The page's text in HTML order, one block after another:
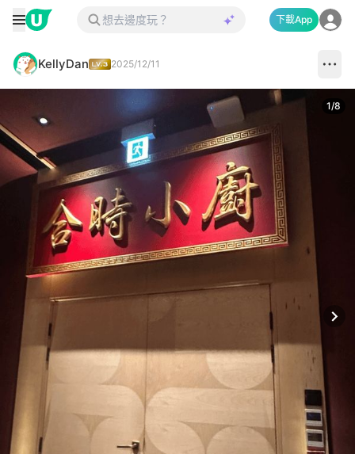
下載App
KellyDan 2025/12/11
1/8